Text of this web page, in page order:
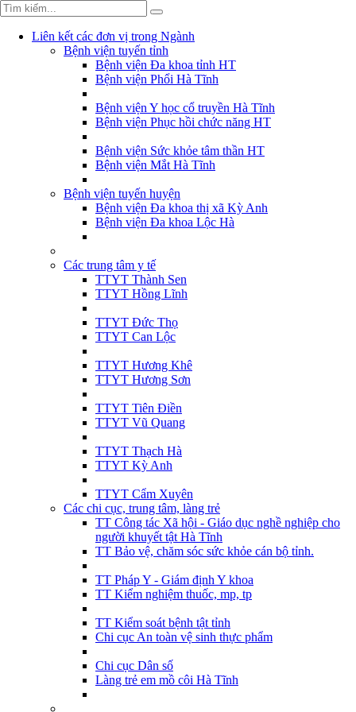
Liên kết các đơn vị trong Ngành
Bệnh viện tuyến tỉnh
Bệnh viện Đa khoa tỉnh HT
Bệnh viện Phổi Hà Tĩnh
Bệnh viện Y học cổ truyền Hà Tĩnh
Bệnh viện Phục hồi chức năng HT
Bệnh viện Sức khỏe tâm thần HT
Bệnh viện Mắt Hà Tĩnh
Bệnh viện tuyến huyện
Bệnh viện Đa khoa thị xã Kỳ Anh
Bệnh viện Đa khoa Lộc Hà
Các trung tâm y tế
TTYT Thành Sen
TTYT Hồng Lĩnh
TTYT Đức Thọ
TTYT Can Lộc
TTYT Hương Khê
TTYT Hương Sơn
TTYT Tiên Điền
TTYT Vũ Quang
TTYT Thạch Hà
TTYT Kỳ Anh
TTYT Cẩm Xuyên
Các chi cục, trung tâm, làng trẻ
TT Công tác Xã hội - Giáo dục nghề nghiệp cho
người khuyết tật Hà Tĩnh
TT Bảo vệ, chăm sóc sức khỏe cán bộ tỉnh.
TT Pháp Y - Giám định Y khoa
TT Kiểm nghiệm thuốc, mp, tp
TT Kiểm soát bệnh tật tỉnh
Chi cục An toàn vệ sinh thực phẩm
Chi cục Dân số
Làng trẻ em mồ côi Hà Tĩnh